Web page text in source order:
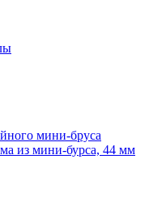
мини-бруса
из мини-бурса, 44 мм